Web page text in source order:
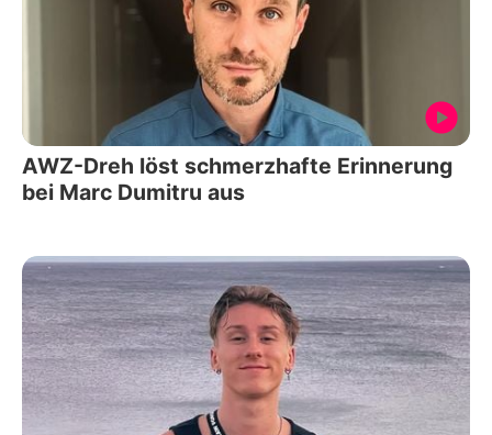
AWZ-Dreh löst schmerzhafte Erinnerung
bei Marc Dumitru aus